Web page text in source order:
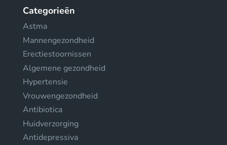
Categorieën
Astma
Mannengezondheid
Erectiestoornissen
Algemene gezondheid
Hypertensie
Vrouwengezondheid
Antibiotica
Huidverzorging
Antidepressiva